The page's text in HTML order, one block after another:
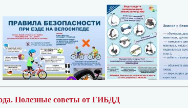
Полезные советы от ГИБДД